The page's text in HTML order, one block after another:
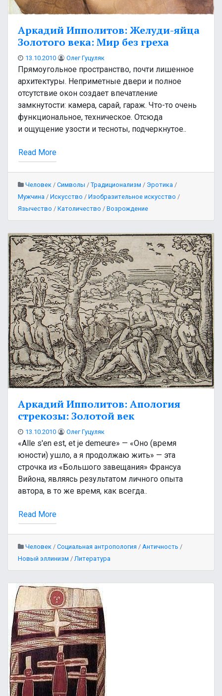
Аркадий Ипполитов: Желуди-яйца
Золотого века: Мир без греха
13.10.2010 Олег Гуцуляк
Прямоугольное пространство, почти лишенное
архитектуры. Неприметные двери и полное
отсутствие окон создает впечатление
замкнутости: камера, сарай, гараж. Что-то очень
функциональное, техническое. Отсюда
и ощущение узости и тесноты, подчеркнутое..
Read More
Человек / Символы / Традиционализм / Эротика /
Мужчина / Искусство / Изобразительное искусство /
Язычество / Католичество / Возрождение
Аркадий Ипполитов: Апология
стрекозы: Золотой век
13.10.2010 Олег Гуцуляк
«Alle s′en est, et je demeure» — «Оно (время
юности) ушло, а я продолжаю жить» — эта
строчка из «Большого завещания» Франсуа
Вийона, являясь результатом личного опыта
автора, в то же время, как всегда..
Read More
Человек / Социальная антропология / Античность /
Новый эллинизм / Литература